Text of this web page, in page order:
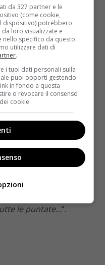
Emma, proprio Anna
– delinea così il
arriva in modo un po’
alle spalle.
invece sarà una
le puntate…“.
da 327 partner e le
(come cookie,
dispositivo) potrebbero
loro visualizzate e
nello specifico da questo
utilizzare dati di
.
i tuoi dati personali sulla
puoi opporti gestendo
in fondo a questa
o revocare il consenso
cookie.